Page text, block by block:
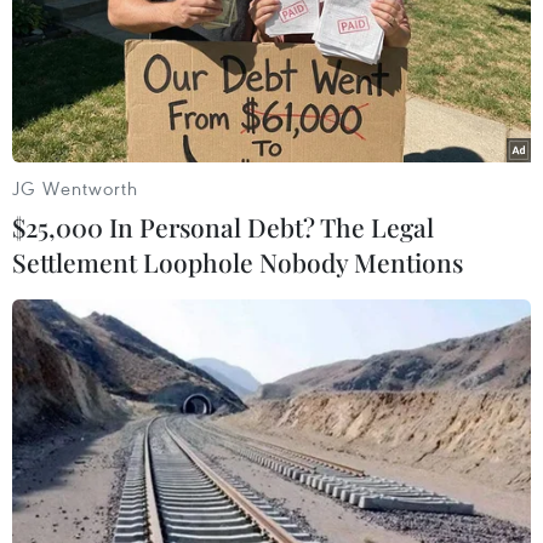
Vàng, 4 huy chương Bạc và 7 huy chương Đồng),
Ấn Độ (2, 3, 6), Đài Bắc Trung Hoa (2, 1, 3).
Đoàn Trung Quốc vượt trội so với các đoàn khác. (Nguồn:
hangzhou2022)
JG Wentworth
$25,000 In Personal Debt? The Legal
Settlement Loophole Nobody Mentions